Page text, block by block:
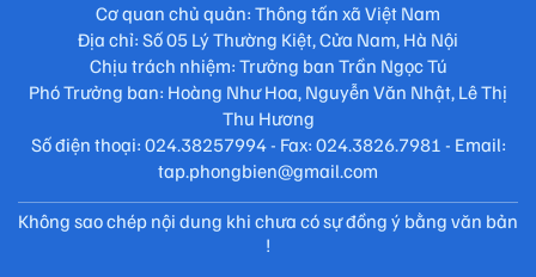
Cơ quan chủ quản: Thông tấn xã Việt Nam
Địa chỉ: Số 05 Lý Thường Kiệt, Cửa Nam, Hà Nội
Chịu trách nhiệm: Trưởng ban Trần Ngọc Tú
Phó Trưởng ban: Hoàng Như Hoa, Nguyễn Văn Nhật, Lê Thị
Thu Hương
Số điện thoại: 024.38257994 - Fax: 024.3826.7981 - Email:
tap.phongbien@gmail.com
Không sao chép nội dung khi chưa có sự đồng ý bằng văn bản
!